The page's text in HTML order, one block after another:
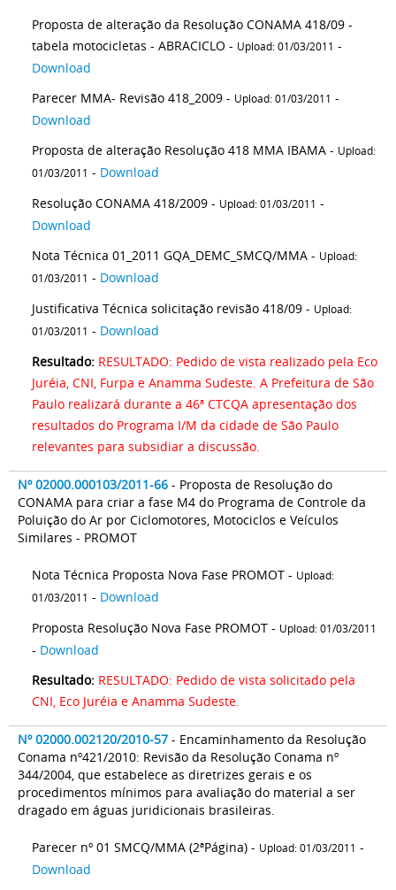
Proposta de alteração da Resolução CONAMA 418/09 -
tabela motocicletas - ABRACICLO - Upload: 01/03/2011 -
Download
Parecer MMA- Revisão 418_2009 - Upload: 01/03/2011 -
Download
Proposta de alteração Resolução 418 MMA IBAMA - Upload:
01/03/2011 - Download
Resolução CONAMA 418/2009 - Upload: 01/03/2011 -
Download
Nota Técnica 01_2011 GQA_DEMC_SMCQ/MMA - Upload:
01/03/2011 - Download
Justificativa Técnica solicitação revisão 418/09 - Upload:
01/03/2011 - Download
Resultado: RESULTADO: Pedido de vista realizado pela Eco
Juréia, CNI, Furpa e Anamma Sudeste. A Prefeitura de São
Paulo realizará durante a 46ª CTCQA apresentação dos
resultados do Programa I/M da cidade de São Paulo
relevantes para subsidiar a discussão.
Nº 02000.000103/2011-66 - Proposta de Resolução do
CONAMA para criar a fase M4 do Programa de Controle da
Poluição do Ar por Ciclomotores, Motociclos e Veículos
Similares - PROMOT
Nota Técnica Proposta Nova Fase PROMOT - Upload:
01/03/2011 - Download
Proposta Resolução Nova Fase PROMOT - Upload: 01/03/2011
- Download
Resultado: RESULTADO: Pedido de vista solicitado pela
CNI, Eco Juréia e Anamma Sudeste.
Nº 02000.002120/2010-57 - Encaminhamento da Resolução
Conama nº421/2010: Revisão da Resolução Conama nº
344/2004, que estabelece as diretrizes gerais e os
procedimentos mínimos para avaliação do material a ser
dragado em águas juridicionais brasileiras.
Parecer nº 01 SMCQ/MMA (2ªPágina) - Upload: 01/03/2011 -
Download